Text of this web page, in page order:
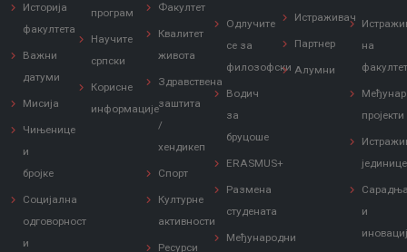
Историја
факултета
Важни
датуми
Мисија
Чињенице
и
бројке
Социјална
одговорност
и
програм
Научите
српски
Корисне
информације
Факултет
Квалитет
живота
Здравствена
заштита
/
хендикеп
Спорт
Културне
активности
Ресурси
Одлучите
се за
филозофски
Водич
за
бруцоше
ERASMUS+
Размена
студената
Међународни
Истраживач
Партнер
Алумни
на
пројекти
јединице
и